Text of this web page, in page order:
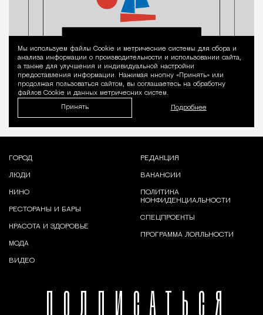
Уведомление
Мы используем файлы Сookie и метрические системы для сбора и
анализа информации о производительности и использовании сайта,
а также для улучшения и индивидуальной настройки
предоставления информации. Нажимая кнопку «Принять» или
продолжая пользоваться сайтом, вы соглашаетесь на обработку
файлов Cookie и данных метрических систем.
Принять Подробнее
ПОДПИСАТЬСЯ
ГОРОД
ЛЮДИ
КИНО
РЕСТОРАНЫ И БАРЫ
КРАСОТА И ЗДОРОВЬЕ
МОДА
ВИДЕО
РЕДАКЦИЯ
ВАКАНСИИ
ПОЛИТИКА
КОНФИДЕНЦИАЛЬНОСТИ
СПЕЦПРОЕКТЫ
ПРОГРАММА ЛОЯЛЬНОСТИ